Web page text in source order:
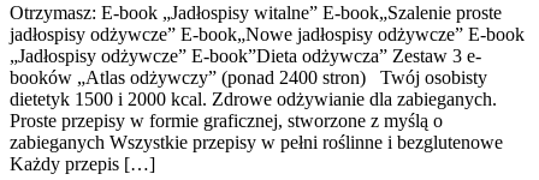
Otrzymasz: E-book „Jadłospisy witalne” E-book„Szalenie proste
jadłospisy odżywcze” E-book„Nowe jadłospisy odżywcze” E-book
„Jadłospisy odżywcze” E-book”Dieta odżywcza” Zestaw 3 e-
booków „Atlas odżywczy” (ponad 2400 stron) Twój osobisty
dietetyk 1500 i 2000 kcal. Zdrowe odżywianie dla zabieganych.
Proste przepisy w formie graficznej, stworzone z myślą o
zabieganych Wszystkie przepisy w pełni roślinne i bezglutenowe
Każdy przepis […]